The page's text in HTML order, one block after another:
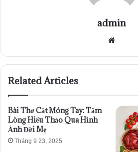
admin
Website
Related Articles
Bài Thơ Cắt Móng Tay: Tấm
Lòng Hiếu Thảo Qua Hình
Ảnh Đời Mẹ
Tháng 9 23, 2025